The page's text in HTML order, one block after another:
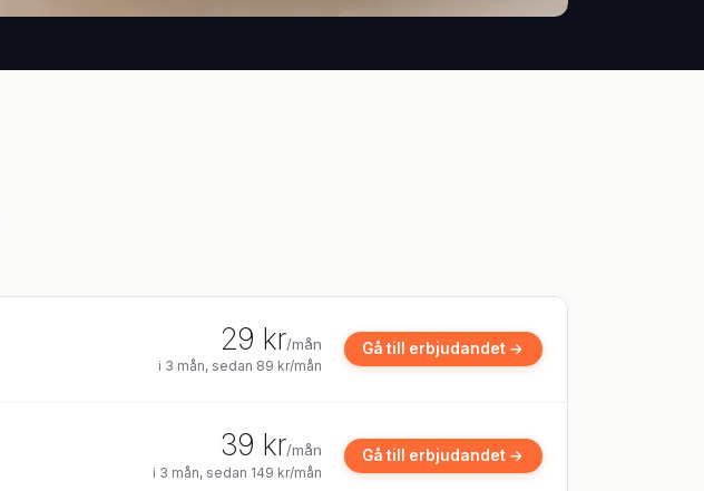
29 kr/mån
i 3 mån, sedan 89 kr/mån
Gå till erbjudandet →
39 kr/mån
i 3 mån, sedan 149 kr/mån
Gå till erbjudandet →